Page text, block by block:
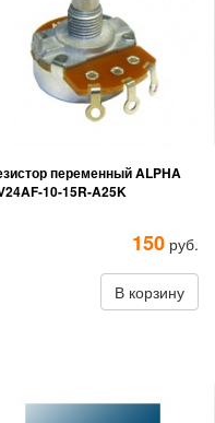
переменный ALPHA
10-15R-A25K
150 руб.
В корзину